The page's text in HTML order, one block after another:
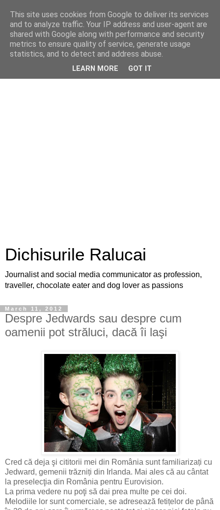
Dichisurile Ralucai
Journalist and social media communicator as profession,
traveller, chocolate eater and dog lover as passions
March 11, 2012
Despre Jedwards sau despre cum
oamenii pot străluci, dacă îi laşi
Cred că deja şi cititorii mei din România sunt familiarizați cu
Jedward, gemenii trăzniți din Irlanda. Mai ales că au cântat
la preselecţia din România pentru Eurovision.
La prima vedere nu poţi să dai prea multe pe cei doi.
Melodiile lor sunt comerciale, se adresează fetițelor de până
This site uses cookies from Google to deliver its services
and to analyze traffic. Your IP address and user-agent are
shared with Google along with performance and security
metrics to ensure quality of service, generate usage
statistics, and to detect and address abuse.
LEARN MORE GOT IT